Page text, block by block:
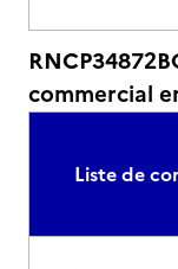
commercial
Liste de